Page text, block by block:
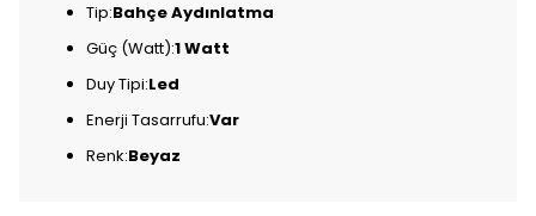
Tip:Bahçe Aydınlatma
Güç (Watt):1 Watt
Duy Tipi:Led
Enerji Tasarrufu:Var
Renk:Beyaz